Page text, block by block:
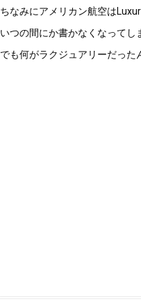
ちなみにアメリカン航空は
いつの間にか書かなくなってし
でも何がラクジュアリーだった